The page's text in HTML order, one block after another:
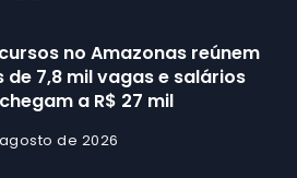
no Amazonas reúnem
de 7,8 mil vagas e salários
a R$ 27 mil
de 2026